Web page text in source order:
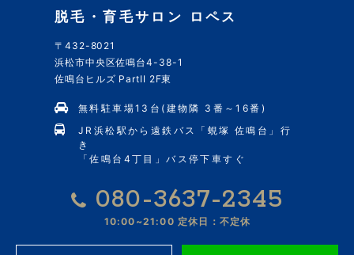
脱毛・育毛サロン ロペス
〒432-8021
浜松市中央区佐鳴台4-38-1
佐鳴台ヒルズ PartII 2F東
無料駐車場13台(建物隣 3番～16番)
JR浜松駅から遠鉄バス「蜆塚 佐鳴台」行
き
「佐鳴台4丁目」バス停下車すぐ
080-3637-2345
10:00~21:00 定休日：不定休